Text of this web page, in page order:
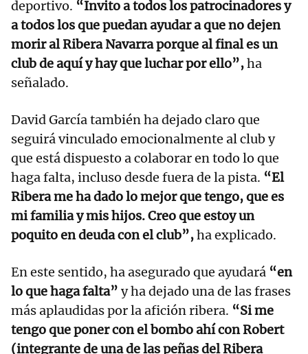
deportivo. “Invito a todos los patrocinadores y
a todos los que puedan ayudar a que no dejen
morir al Ribera Navarra porque al final es un
club de aquí y hay que luchar por ello”,ha
señalado.
David García también ha dejado claro que
seguirá vinculado emocionalmente al club y
que está dispuesto a colaborar en todo lo que
haga falta, incluso desde fuera de la pista. “El
Ribera me ha dado lo mejor que tengo, que es
mi familia y mis hijos. Creo que estoy un
poquito en deuda con el club”,ha explicado.
En este sentido, ha asegurado que ayudará “en
lo que haga falta” y ha dejado una de las frases
más aplaudidas por la afición ribera. “Si me
tengo que poner con el bombo ahí con Robert
(integrante de una de las peñas del Ribera